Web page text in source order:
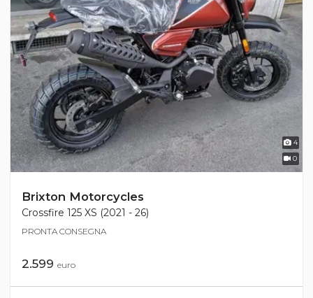
4
0
Brixton Motorcycles
Crossfire 125 XS (2021 - 26)
PRONTA CONSEGNA
2.599 euro